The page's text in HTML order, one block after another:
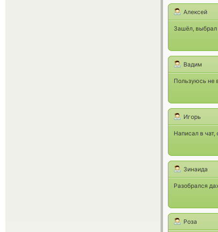
Алексей
Зашёл, выбрал
Вадим
Пользуюсь не
Игорь
Написал в
Зинаида
Разобрался
Роза